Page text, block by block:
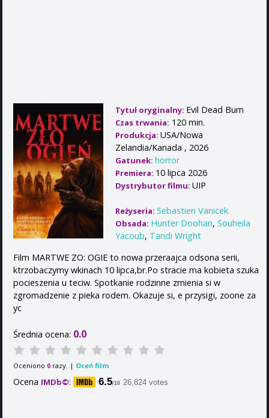
Tytuł oryginalny: Evil Dead Burn
Czas trwania: 120 min.
Produkcja: USA/Nowa
Zelandia/Kanada , 2026
Gatunek: horror
Premiera: 10 lipca 2026
Dystrybutor filmu: UIP
Reżyseria: Sebastien Vanicek
Obsada: Hunter Doohan, Souheila
Yacoub, Tandi Wright
Film MARTWE ZO: OGIE to nowa przeraajca odsona serii,
ktrzobaczymy wkinach 10 lipca,br.Po stracie ma kobieta szuka
pocieszenia u teciw. Spotkanie rodzinne zmienia si w
zgromadzenie z pieka rodem. Okazuje si, e przysigi, zoone za
yc
Średnia ocena: 0.0
Oceniono 0 razy. | Oceń film
Ocena IMDb©: 6.5/10 26,824 votes